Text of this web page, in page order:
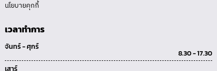
นโยบายคุกกี้
เวลาทำการ
จันทร์ - ศุกร์
8.30 - 17.30
เสาร์